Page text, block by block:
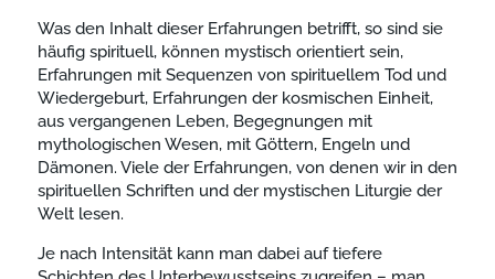
Was den Inhalt dieser Erfahrungen betrifft, so sind sie
häufig spirituell, können mystisch orientiert sein,
Erfahrungen mit Sequenzen von spirituellem Tod und
Wiedergeburt, Erfahrungen der kosmischen Einheit,
aus vergangenen Leben, Begegnungen mit
mythologischen Wesen, mit Göttern, Engeln und
Dämonen. Viele der Erfahrungen, von denen wir in den
spirituellen Schriften und der mystischen Liturgie der
Welt lesen.
Je nach Intensität kann man dabei auf tiefere